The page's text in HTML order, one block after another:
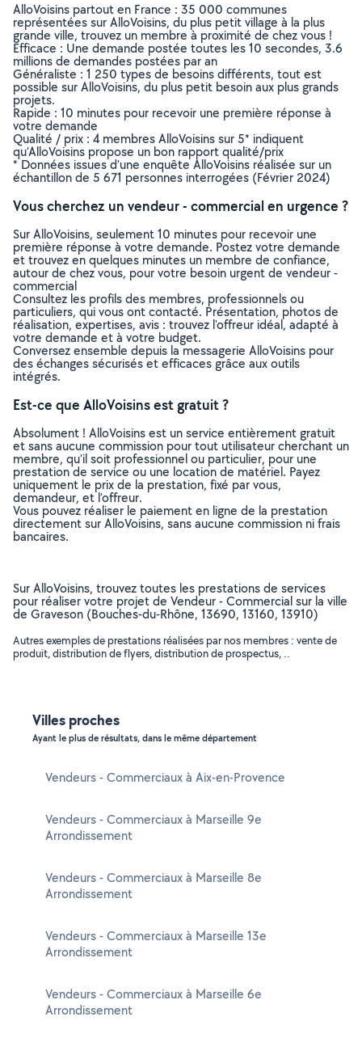
AlloVoisins partout en France : 35 000 communes
représentées sur AlloVoisins, du plus petit village à la plus
grande ville, trouvez un membre à proximité de chez vous !
Efficace : Une demande postée toutes les 10 secondes, 3.6
millions de demandes postées par an
Généraliste : 1 250 types de besoins différents, tout est
possible sur AlloVoisins, du plus petit besoin aux plus grands
projets.
Rapide : 10 minutes pour recevoir une première réponse à
votre demande
Qualité / prix : 4 membres AlloVoisins sur 5* indiquent
qu’AlloVoisins propose un bon rapport qualité/prix
* Données issues d’une enquête AlloVoisins réalisée sur un
échantillon de 5 671 personnes interrogées (Février 2024)
Vous cherchez un vendeur - commercial en urgence ?
Sur AlloVoisins, seulement 10 minutes pour recevoir une
première réponse à votre demande. Postez votre demande
et trouvez en quelques minutes un membre de confiance,
autour de chez vous, pour votre besoin urgent de vendeur -
commercial
Consultez les profils des membres, professionnels ou
particuliers, qui vous ont contacté. Présentation, photos de
réalisation, expertises, avis : trouvez l'offreur idéal, adapté à
votre demande et à votre budget.
Conversez ensemble depuis la messagerie AlloVoisins pour
des échanges sécurisés et efficaces grâce aux outils
intégrés.
Est-ce que AlloVoisins est gratuit ?
Absolument ! AlloVoisins est un service entièrement gratuit
et sans aucune commission pour tout utilisateur cherchant un
membre, qu’il soit professionnel ou particulier, pour une
prestation de service ou une location de matériel. Payez
uniquement le prix de la prestation, fixé par vous,
demandeur, et l’offreur.
Vous pouvez réaliser le paiement en ligne de la prestation
directement sur AlloVoisins, sans aucune commission ni frais
bancaires.
Sur AlloVoisins, trouvez toutes les prestations de services
pour réaliser votre projet de Vendeur - Commercial sur la ville
de Graveson (Bouches-du-Rhône, 13690, 13160, 13910)
Autres exemples de prestations réalisées par nos membres : vente de
produit, distribution de flyers, distribution de prospectus, ..
Villes proches
Ayant le plus de résultats, dans le même département
Vendeurs - Commerciaux à Aix-en-Provence
Vendeurs - Commerciaux à Marseille 9e
Arrondissement
Vendeurs - Commerciaux à Marseille 8e
Arrondissement
Vendeurs - Commerciaux à Marseille 13e
Arrondissement
Vendeurs - Commerciaux à Marseille 6e
Arrondissement